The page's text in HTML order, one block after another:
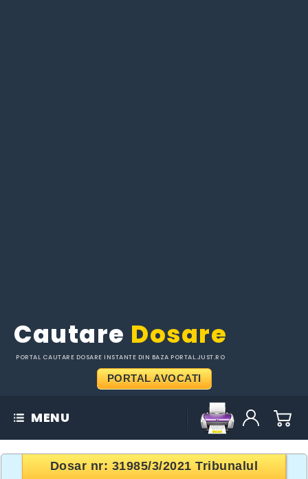
Cautare Dosare
PORTAL CAUTARE DOSARE INSTANTE DIN BAZA PORTAL.JUST.RO
PORTAL AVOCATI
MENU
Dosar nr: 31985/3/2021 Tribunalul